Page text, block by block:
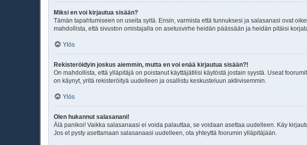
Miksi en voi kirjautua sisään?
Tämän tapahtumiseen on useita syitä. Ensin, varmista että tunnuksesi ja salasanasi ovat
mahdollista, että sivuston omistajalla on asetusvirhe heidän päässään ja heidän pitäisi
Ylös
Rekisteröidyin joskus aiemmin, mutta en voi enää kirjautua sisään?!
On mahdollista, että ylläpitäjä on poistanut käyttäjätilisi käytöstä jostain syystä. Useat
on käynyt, yritä rekisteröityä uudelleen ja osallistu keskusteluun aktiivisemmin.
Ylös
Olen hukannut salasanani!
Älä panikoi! Vaikka salasanaasi ei voida palauttaa, se voidaan asettaa uudelleen. Käy
Jos et pysty asettamaan salasanaasi uudelleen, ota yhteyttä foorumin ylläpitäjään.